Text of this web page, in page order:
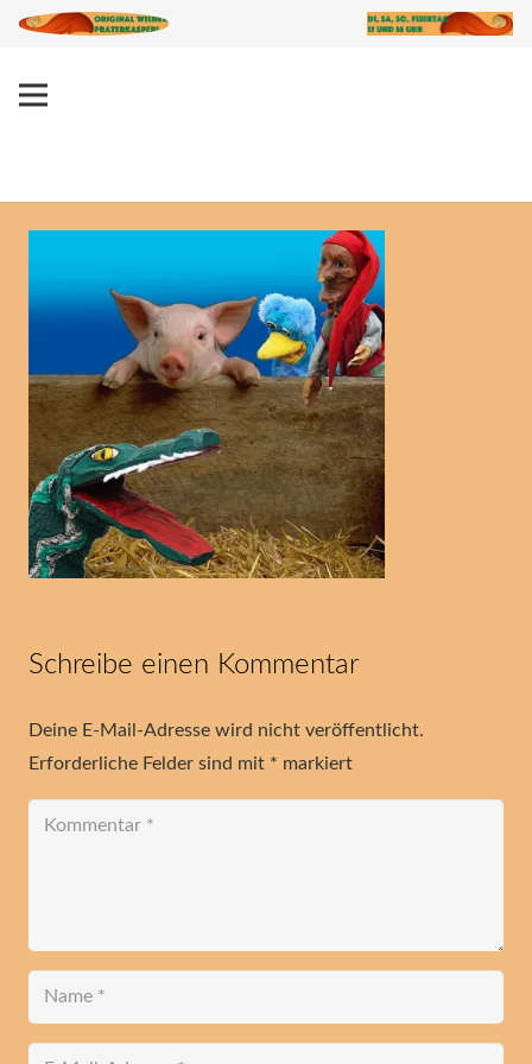
Schreibe einen Kommentar
Deine E-Mail-Adresse wird nicht veröffentlicht.
Erforderliche Felder sind mit * markiert